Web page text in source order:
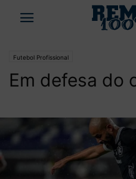
Futebol Profissional
Em defesa do